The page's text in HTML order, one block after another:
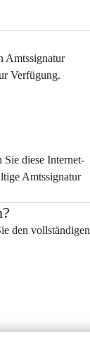
Amtssignatur
Verfügung.
diese Internet-
Amtssignatur
den vollständigen